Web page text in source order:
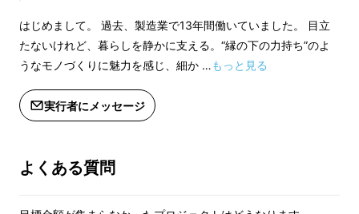
はじめまして。 過去、製造業で13年間働いていました。 目立
たないけれど、暮らしを静かに支える。“縁の下の力持ち”のよ
うなモノづくりに魅力を感じ、細か …もっと見る
実行者にメッセージ
よくある質問